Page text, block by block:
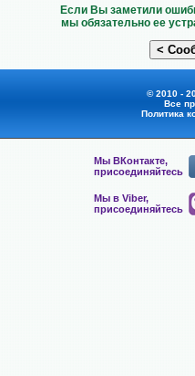
Если Вы заметили
мы обязательно ее
© 2010 -
Все
Политика
Мы ВКонтакте,
присоединяйтесь
Мы в Viber,
присоединяйтесь